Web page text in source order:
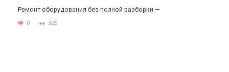
Ремонт оборудования без полной разборки —
0 325